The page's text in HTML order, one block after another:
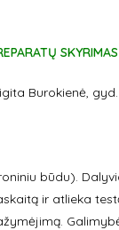
Burokienė,
būdu).
ir atlieka